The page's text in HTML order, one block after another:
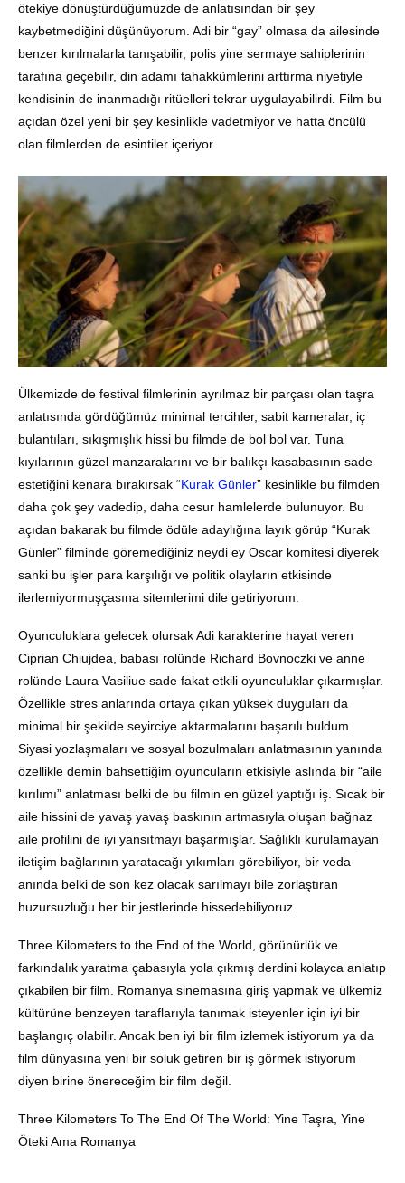
ötekiye dönüştürdüğümüzde de anlatısından bir şey
kaybetmediğini düşünüyorum. Adi bir “gay” olmasa da ailesinde
benzer kırılmalarla tanışabilir, polis yine sermaye sahiplerinin
tarafına geçebilir, din adamı tahakkümlerini arttırma niyetiyle
kendisinin de inanmadığı ritüelleri tekrar uygulayabilirdi. Film bu
açıdan özel yeni bir şey kesinlikle vadetmiyor ve hatta öncülü
olan filmlerden de esintiler içeriyor.
Ülkemizde de festival filmlerinin ayrılmaz bir parçası olan taşra
anlatısında gördüğümüz minimal tercihler, sabit kameralar, iç
bulantıları, sıkışmışlık hissi bu filmde de bol bol var. Tuna
kıyılarının güzel manzaralarını ve bir balıkçı kasabasının sade
estetiğini kenara bırakırsak “Kurak Günler” kesinlikle bu filmden
daha çok şey vadedip, daha cesur hamlelerde bulunuyor. Bu
açıdan bakarak bu filmde ödüle adaylığına layık görüp “Kurak
Günler” filminde göremediğiniz neydi ey Oscar komitesi diyerek
sanki bu işler para karşılığı ve politik olayların etkisinde
ilerlemiyormuşçasına sitemlerimi dile getiriyorum.
Oyunculuklara gelecek olursak Adi karakterine hayat veren
Ciprian Chiujdea, babası rolünde Richard Bovnoczki ve anne
rolünde Laura Vasiliue sade fakat etkili oyunculuklar çıkarmışlar.
Özellikle stres anlarında ortaya çıkan yüksek duyguları da
minimal bir şekilde seyirciye aktarmalarını başarılı buldum.
Siyasi yozlaşmaları ve sosyal bozulmaları anlatmasının yanında
özellikle demin bahsettiğim oyuncuların etkisiyle aslında bir “aile
kırılımı” anlatması belki de bu filmin en güzel yaptığı iş. Sıcak bir
aile hissini de yavaş yavaş baskının artmasıyla oluşan bağnaz
aile profilini de iyi yansıtmayı başarmışlar. Sağlıklı kurulamayan
iletişim bağlarının yaratacağı yıkımları görebiliyor, bir veda
anında belki de son kez olacak sarılmayı bile zorlaştıran
huzursuzluğu her bir jestlerinde hissedebiliyoruz.
Three Kilometers to the End of the World, görünürlük ve
farkındalık yaratma çabasıyla yola çıkmış derdini kolayca anlatıp
çıkabilen bir film. Romanya sinemasına giriş yapmak ve ülkemiz
kültürüne benzeyen taraflarıyla tanımak isteyenler için iyi bir
başlangıç olabilir. Ancak ben iyi bir film izlemek istiyorum ya da
film dünyasına yeni bir soluk getiren bir iş görmek istiyorum
diyen birine önereceğim bir film değil.
Three Kilometers To The End Of The World: Yine Taşra, Yine
Öteki Ama Romanya